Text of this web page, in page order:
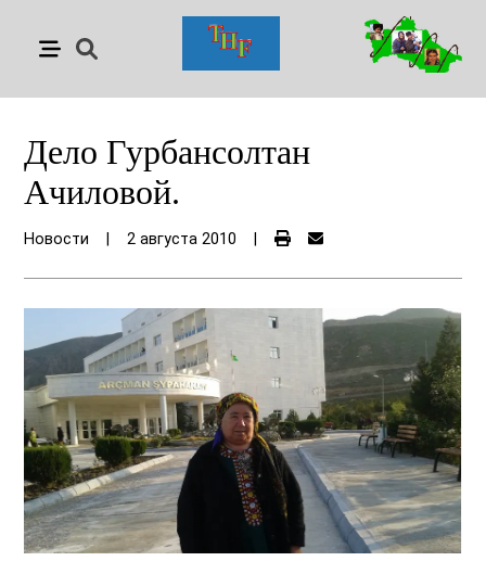
Дело Гурбансолтан
Ачиловой.
Новости 2 августа 2010